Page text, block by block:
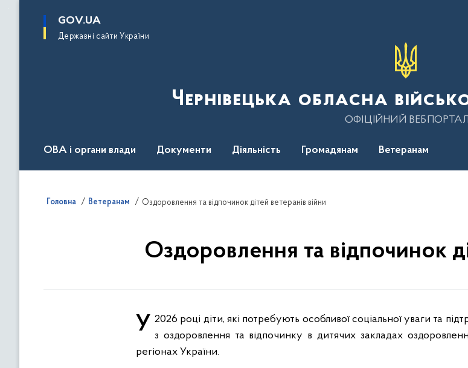
основного
GOV.UA
Державні сайти України
Чернівецька обласна
ОФІЦІЙНИЙ ВЕБПОРТАЛ
ОВА і органи влади Документи Діяльність Громадянам Ветеранам
Головна Ветеранам Оздоровлення та відпочинок дітей ветеранів війни
Оздоровлення та відпочинок
У 2026 році діти, які потребують особливої соціальної уваги та підтримки, можуть отримати безоплатні послуги з оздоровлення та відпочинку в дитячих закладах
регіонах України.